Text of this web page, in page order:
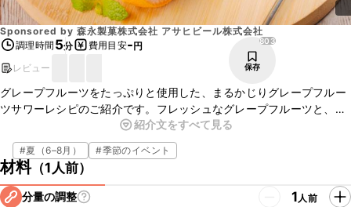
Sponsored by 森永製菓株式会社 アサヒビール株式会社
調理時間 5分 費用目安-円
レビュー
803
保存
グレープフルーツをたっぷりと使用した、まるかじりグレープフルー
ツサワーレシピのご紹介です。フレッシュなグレープフルーツと、
「贅沢搾り」と「ICEBOX」のグレープフルーツ味を使用したサワー
になっています。まるでグレープフルーツを丸ごと食べているような
感覚になりますよ！ぜひ作ってみてくださいね！
紹介文をすべて見る
#夏（6–8月） #季節のイベント
材料（1人前）
分量の調整 1人前